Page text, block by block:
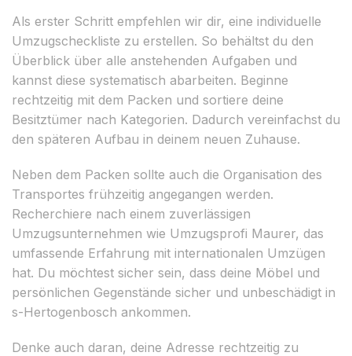
Als erster Schritt empfehlen wir dir, eine individuelle
Umzugscheckliste zu erstellen. So behältst du den
Überblick über alle anstehenden Aufgaben und
kannst diese systematisch abarbeiten. Beginne
rechtzeitig mit dem Packen und sortiere deine
Besitztümer nach Kategorien. Dadurch vereinfachst du
den späteren Aufbau in deinem neuen Zuhause.
Neben dem Packen sollte auch die Organisation des
Transportes frühzeitig angegangen werden.
Recherchiere nach einem zuverlässigen
Umzugsunternehmen wie Umzugsprofi Maurer, das
umfassende Erfahrung mit internationalen Umzügen
hat. Du möchtest sicher sein, dass deine Möbel und
persönlichen Gegenstände sicher und unbeschädigt in
s-Hertogenbosch ankommen.
Denke auch daran, deine Adresse rechtzeitig zu